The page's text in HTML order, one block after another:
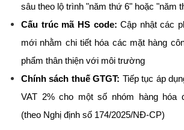
sâu theo lộ trình "năm thứ 6" hoặc "năm
Cấu trúc mã HS code: Cập nhật các
mới nhằm chi tiết hóa các mặt hàng
phẩm thân thiện với môi trường
Chính sách thuế GTGT: Tiếp tục áp
VAT 2% cho một số nhóm hàng hóa
(theo Nghị định số 174/2025/NĐ-CP)